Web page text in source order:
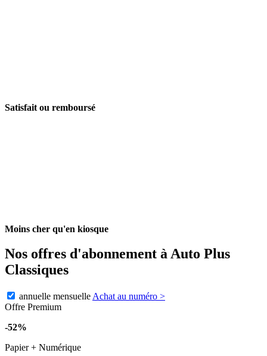
Satisfait ou remboursé
Moins cher qu'en kiosque
Nos offres d'abonnement à Auto Plus
Classiques
annuelle mensuelle Achat au numéro >
Offre Premium
-52%
Papier + Numérique